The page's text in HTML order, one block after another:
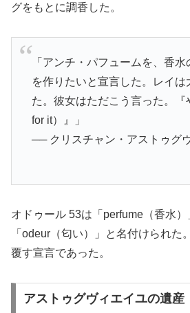
グをもとに調香した。
「アンチ・パフュームを、香
を作りたいと宣言した。レイは
た。彼女はただこう言った。『
for it）』」
── クリスチャン・アストゥグ
オドゥール 53は「perfume（香水）
「odeur（匂い）」と名付けられた
覆す宣言であった。
アストゥグヴィエイユの遺産